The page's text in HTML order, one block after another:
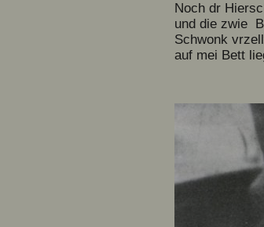
Noch dr
und die zwie
Schwonk
auf mei Bett